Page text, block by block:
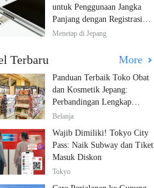
untuk Penggunaan Jangka
Panjang dengan Registrasi
Multibahasa!
Menetap di Jepang
Terbaru More
Panduan Terbaik Toko Obat
dan Kosmetik Jepang:
Perbandingan Lengkap
Diskon dari 12 Toko Farmasi
Belanja
Wajib Dimiliki! Tokyo City
Pass: Naik Subway dan Tiket
Masuk Diskon
Tokyo